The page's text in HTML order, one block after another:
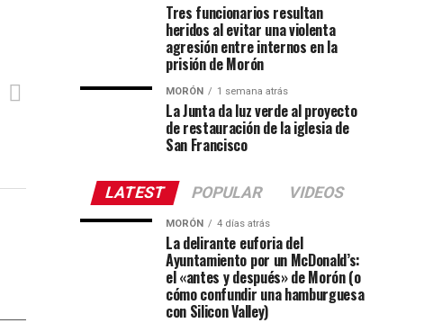
Tres funcionarios resultan
heridos al evitar una violenta
agresión entre internos en la
prisión de Morón
MORÓN 1 semana atrás
La Junta da luz verde al proyecto
de restauración de la iglesia de
San Francisco
LATEST POPULAR VIDEOS
MORÓN 4 días atrás
La delirante euforia del
Ayuntamiento por un McDonald’s:
el «antes y después» de Morón (o
cómo confundir una hamburguesa
con Silicon Valley)